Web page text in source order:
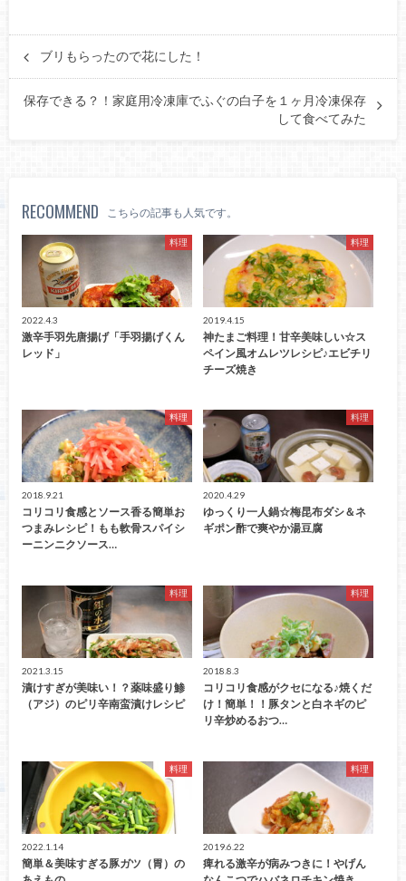
ブリもらったので花にした！
保存できる？！家庭用冷凍庫でふぐの白子を１ヶ月冷凍保存
して食べてみた
RECOMMEND こちらの記事も人気です。
料理
2022.4.3
激辛手羽先唐揚げ「手羽揚げくん
レッド」
料理
2019.4.15
神たまご料理！甘辛美味しい☆ス
ペイン風オムレツレシピ♪エビチリ
チーズ焼き
料理
2018.9.21
コリコリ食感とソース香る簡単お
つまみレシピ！もも軟骨スパイシ
ーニンニクソース…
料理
2020.4.29
ゆっくり一人鍋☆梅昆布ダシ＆ネ
ギポン酢で爽やか湯豆腐
料理
2021.3.15
漬けすぎが美味い！？薬味盛り鯵
（アジ）のピリ辛南蛮漬けレシピ
料理
2018.8.3
コリコリ食感がクセになる♪焼くだ
け！簡単！！豚タンと白ネギのピ
リ辛炒めるおつ…
料理
2022.1.14
簡単＆美味すぎる豚ガツ（胃）の
料理
2019.6.22
痺れる激辛が病みつきに！やげん